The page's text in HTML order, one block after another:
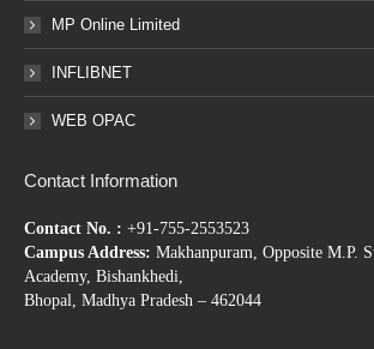
MP Online Limited
INFLIBNET
WEB OPAC
Contact Information
Contact No. : +91-755-2553523
Campus Address: Makhanpuram, Opposite M.P.
Academy, Bishankhedi,
Bhopal, Madhya Pradesh – 462044